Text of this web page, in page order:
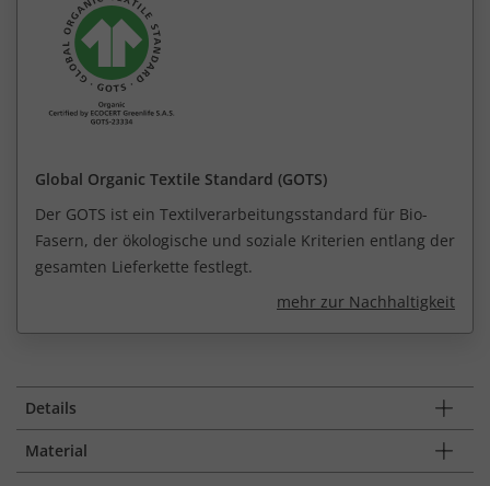
Global Organic Textile Standard (GOTS)
Der GOTS ist ein Textilverarbeitungsstandard für Bio-
Fasern, der ökologische und soziale Kriterien entlang der
gesamten Lieferkette festlegt.
mehr zur Nachhaltigkeit
Details
Material